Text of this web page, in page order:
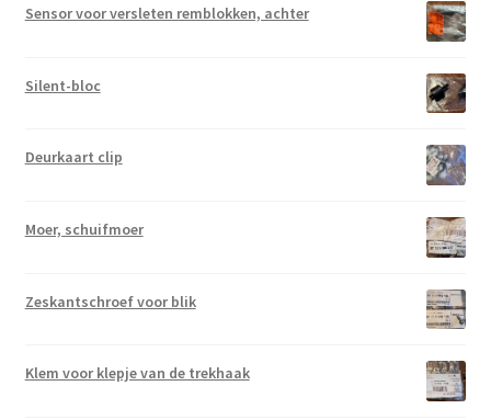
Sensor voor versleten remblokken, achter
Silent-bloc
Deurkaart clip
Moer, schuifmoer
Zeskantschroef voor blik
Klem voor klepje van de trekhaak